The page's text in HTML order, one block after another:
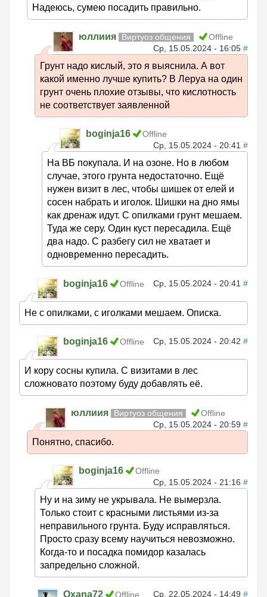
Надеюсь, сумею посадить правильно.
юллиия Виртуоз общения
Offline
Ср, 15.05.2024 - 16:05 #
Грунт надо кислый, это я выяснила. А вот
какой именно лучше купить? В Леруа на один
грунт очень плохие отзывы, что кислотность
не соответствует заявленной
boginja16
Offline
Ср, 15.05.2024 - 20:41 #
На ВБ покупала. И на озоне. Но в любом
случае, этого грунта недостаточно. Ещё
нужен визит в лес, чтобы шишек от елей и
сосен набрать и иголок. Шишки на дно ямы
как дренаж идут. С опилками грунт мешаем.
Туда же серу. Один куст пересадила. Ещё
два надо. С разбегу сил не хватает и
одновременно пересадить.
boginja16 Offline Ср, 15.05.2024 - 20:41 #
Не с опилками, с иголками мешаем. Описка.
boginja16 Offline Ср, 15.05.2024 - 20:42 #
И кору сосны купила. С визитами в лес
сложновато поэтому буду добавлять её.
юллиия Виртуоз общения
Offline
Ср, 15.05.2024 - 20:59 #
Понятно, спасибо.
boginja16
Offline
Ср, 15.05.2024 - 21:16 #
Ну и на зиму не укрывала. Не вымерзла.
Только стоит с красными листьями из-за
неправильного грунта. Буду исправляться.
Просто сразу всему научиться невозможно.
Когда-то и посадка помидор казалась
запредельно сложной.
Oxana72 Offline Ср, 22.05.2024 - 14:49 #